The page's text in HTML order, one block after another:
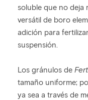
soluble que no deja
versátil de boro
adición para
suspensión.
Los gránulos de
tamaño uniforme;
ya sea a través de